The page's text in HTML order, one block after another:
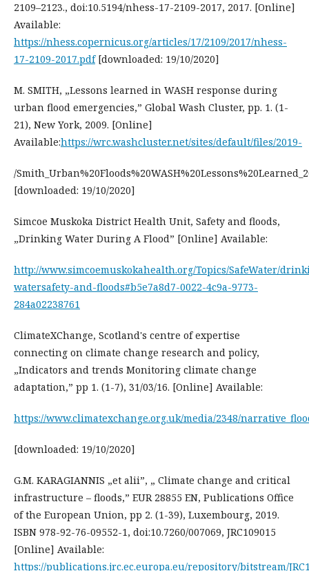
2109–2123., doi:10.5194/nhess-17-2109-2017, 2017. [Online]
Available:
https://nhess.copernicus.org/articles/17/2109/2017/nhess-
17-2109-2017.pdf[downloaded: 19/10/2020]
M. SMITH, „Lessons learned in WASH response during
urban flood emergencies,” Global Wash Cluster, pp. 1. (1-
21), New York, 2009. [Online]
Available:https://wrc.washcluster.net/sites/default/files/2019-
/
[downloaded: 19/10/2020]
Simcoe Muskoka District Health Unit, Safety and floods,
„Drinking Water During A Flood” [Online] Available:
http://www.simcoemuskokahealth.org/Topics/SafeWater/
watersafety-and-floods#b5e7a8d7-0022-4c9a-9773-
284a02238761
ClimateXChange, Scotland's centre of expertise
connecting on climate change research and policy,
„Indicators and trends Monitoring climate change
adaptation,” pp 1. (1-7), 31/03/16. [Online] Available:
https://www.climatexchange.org.uk/media/2348/
[downloaded: 19/10/2020]
G.M. KARAGIANNIS „et alii”, „ Climate change and critical
infrastructure – floods,” EUR 28855 EN, Publications Office
of the European Union, pp 2. (1-39), Luxembourg, 2019.
ISBN 978-92-76-09552-1, doi:10.7260/007069, JRC109015
[Online] Available:
https://publications.jrc.ec.europa.eu/repository/bitstream/